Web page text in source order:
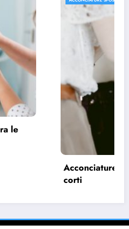
sposa 2022, spazio ai capelli